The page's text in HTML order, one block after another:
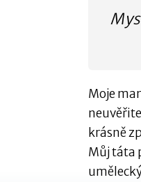
Moje
krásně
Můj táta